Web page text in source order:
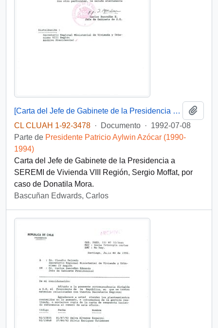
[Carta del Jefe de Gabinete de la Presidencia a SEREMI de Vivienda VIII Región]
CL CLUAH 1-92-3478 · Documento · 1992-07-08
Parte de Presidente Patricio Aylwin Azócar (1990-
1994)
Carta del Jefe de Gabinete de la Presidencia a
SEREMI de Vivienda VIII Región, Sergio Moffat, por
caso de Donatila Mora.
Bascuñan Edwards, Carlos